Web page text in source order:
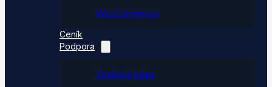
WooCommerce
Ceník
Podpora
Znalostní báze